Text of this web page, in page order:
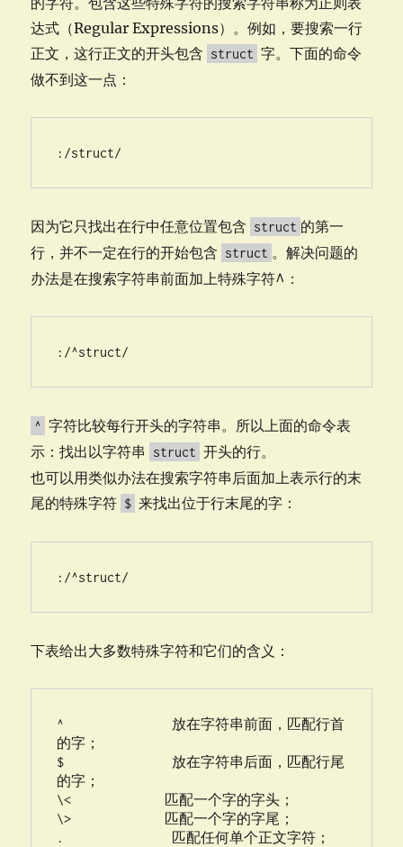
达式（Regular Expressions）。例如，要搜索一行
正文，这行正文的开头包含 struct 字。下面的命令
做不到这一点：
:/struct/
因为它只找出在行中任意位置包含 struct 的第一
行，并不一定在行的开始包含 struct 。解决问题的
办法是在搜索字符串前面加上特殊字符^：
:/^struct/
^ 字符比较每行开头的字符串。所以上面的命令表
示：找出以字符串
struct 开头的行。
也可以用类似办法在搜索字符串后面加上表示行的末
尾的特殊字符 $ 来找出位于行末尾的字：
:/^struct/
下表给出大多数特殊字符和它们的含义：
^               放在字符串前面，匹配行首
的字；
$               放在字符串后面，匹配行尾
的字；
\<             匹配一个字的字头；
\>             匹配一个字的字尾；
.               匹配任何单个正文字符；